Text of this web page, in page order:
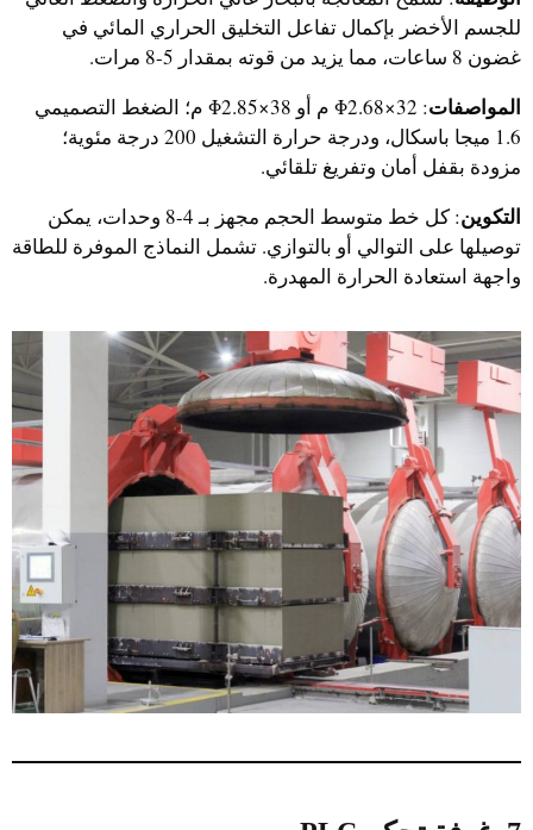
للجسم الأخضر بإكمال تفاعل التخليق الحراري المائي في
غضون 8 ساعات، مما يزيد من قوته بمقدار 5-8 مرات.
المواصفات
: Φ2.68×32 م أو Φ2.85×38 م؛ الضغط التصميمي
1.6 ميجا باسكال، ودرجة حرارة التشغيل 200 درجة مئوية؛
مزودة بقفل أمان وتفريغ تلقائي.
التكوين
: كل خط متوسط الحجم مجهز بـ 4-8 وحدات، يمكن
توصيلها على التوالي أو بالتوازي. تشمل النماذج الموفرة للطاقة
واجهة استعادة الحرارة المهدرة.